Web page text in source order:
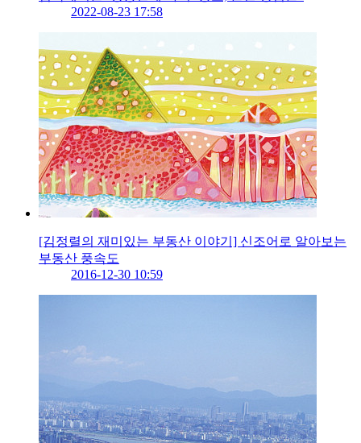
2022-08-23 17:58
[김정렬의 재미있는 부동산 이야기] 신조어로 알아보는
부동산 풍속도
2016-12-30 10:59